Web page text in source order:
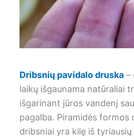
Dribsnių pavidalo druska –
laikų išgaunama natūraliai
išgarinant jūros vandenį
pagalba. Piramidės formos
dribsniai yra kilę iš